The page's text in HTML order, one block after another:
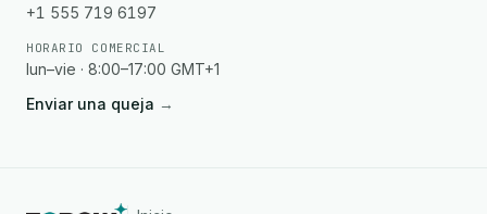
+1 555 719 6197
HORARIO COMERCIAL
lun–vie · 8:00–17:00 GMT+1
Enviar una queja →